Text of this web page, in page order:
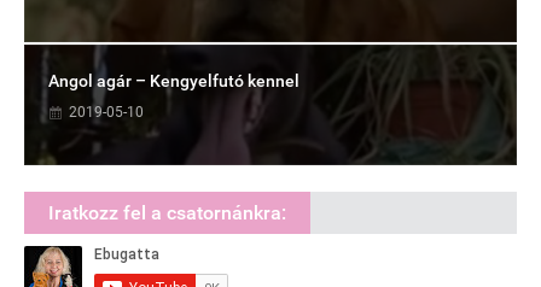
Angol agár – Kengyelfutó kennel
2019-05-10
Iratkozz fel a csatornánkra: